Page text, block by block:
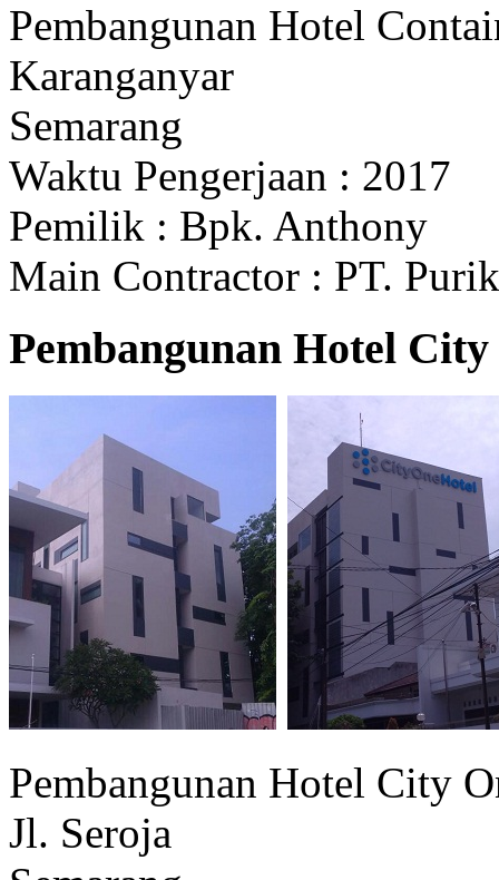
Pembangunan Hotel
Karanganyar
Semarang
Waktu Pengerjaan : 2017
Pemilik : Bpk. Anthony
Main Contractor : PT.
Pembangunan Hotel
Pembangunan Hotel City
Jl. Seroja